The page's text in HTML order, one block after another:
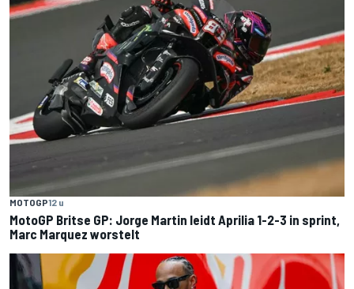
MOTOGP12 u
MotoGP Britse GP: Jorge Martin leidt Aprilia 1-2-3 in sprint,
Marc Marquez worstelt